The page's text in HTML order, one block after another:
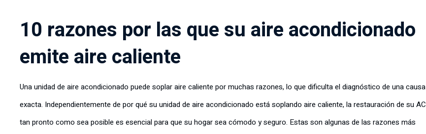
10 razones por las que su aire acondicionado
emite aire caliente
Una unidad de aire acondicionado puede soplar aire caliente por muchas razones, lo que dificulta el diagnóstico de una causa
exacta. Independientemente de por qué su unidad de aire acondicionado está soplando aire caliente, la restauración de su AC
tan pronto como sea posible es esencial para que su hogar sea cómodo y seguro. Estas son algunas de las razones más